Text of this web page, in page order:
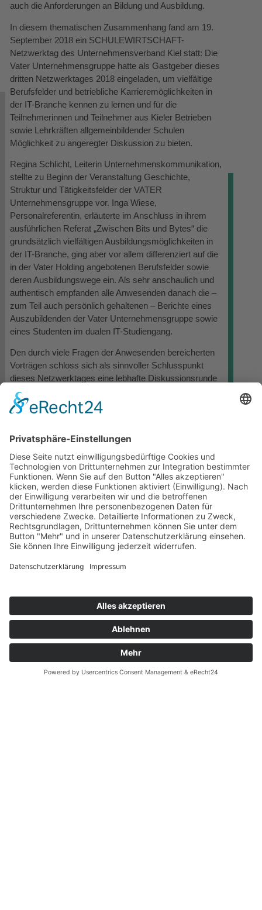
auch die Anforderungen an Bildung und Ausbildung.
In diesem thematischen Zusammenhang fand am 19.
September 2018 ein SCHULEWIRTSCHAFT-
Netzwerktag des Unternehmensverband Kiel statt: Die
Vater Unternehmensgruppe hatte als Gastgeber dieses
dritten Netzwerktages 2018 eingeladen, um vielfältige
Berufsfelder und betriebliche Karrieremöglichkeiten in
der IT-Branche kennen zu lernen und für die
Teilnehmerinnen und Teilnehmer aus Kieler Betrieben
sowie Lehrkräften allgemeinbildender Schulen
Möglichkeit zu angeregter Diskussion zu bieten.
Regina Schlicht, Leiterin Unternehmenskommunikation,
stellte zu Beginn der Veranstaltung Geschichte,
Struktur und Tätigkeitsfelder der VATER
Unternehmensgruppe vor. Inga Wiese,
Personalreferentin, erläuterte im Anschluss in ihrem
ausführlichen Referat „Zwischen Bits und Bytes“ die
grundsätzlich vielfältigen Ausbildungsmöglichkeiten in
der IT-Branche, ging aber vor allem differenziert auf die
in der Vater Holding angebotenen Berufsfelder sowie
deren Ausbildungswege ein. Als sehr anschaulich und
authentisch empfanden alle Anwesenden danach die –
zum Teil auch persönlich gehaltenen – Berichte eines
Auszubildenden der Vater Unternehmensgruppe sowie
eines Studenten im dualen IT-Studiengang.
Den durch viele Fragen der Anwesenden bereicherten
Vorträgen schloss sich als sinnvoller Schlusspunkt
dieses Netzwerktages eine lebhafte Diskussionsrunde
an, die vor dem Hintergrund der Digitalisierung weitere
betriebliche oder schulbezogene Aspekte von
Ausbildungen in der IT-Branche erörterte.
Am Ende waren sich alle Teilnehmerinnen und
Teilnehmer einig, dass es der Organisatorin diese
Netzwerktages, Frau Sabrina Söhren,
Verbandskommunikation, und ihrem Team vom
Unternehmensverband Kiel wieder gelungen war, einen
anregenden, informativen sowie atmosphärisch „auf
Augenhöhe“ erfolgten Austausch zwischen Schule und
Wirtschaft zu ermöglichen.
STUDIE BESTÄTIGT POSITIVE EFFEKTE BEI SCHÜLERINNEN UND SCHÜLERN DURCH UNTERNEHMERGEIST-MAßNAHMEN